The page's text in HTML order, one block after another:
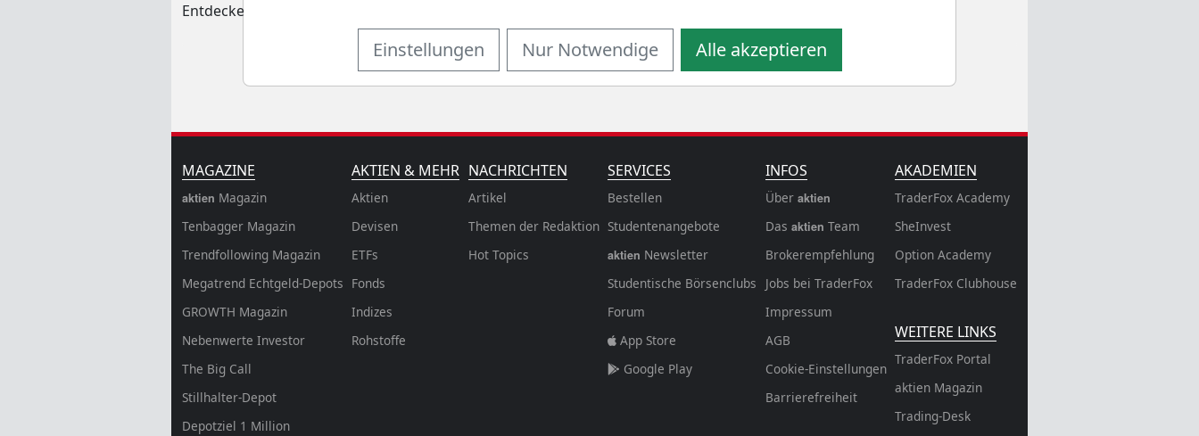
Entdecken Sie auf einen Blick die Performance der Wacker Chemie Aktie über verschiedene Zeiträume hinweg.
MAGAZINE
aktien Magazin
Tenbagger Magazin
Trendfollowing Magazin
Megatrend Echtgeld-Depots
GROWTH Magazin
Nebenwerte Investor
The Big Call
Stillhalter-Depot
Depotziel 1 Million
AKTIEN & MEHR
Aktien
Devisen
ETFs
Fonds
Indizes
Rohstoffe
NACHRICHTEN
Artikel
Themen der Redaktion
Hot Topics
SERVICES
Bestellen
Studentenangebote
aktien Newsletter
Studentische Börsenclubs
Forum
App Store
Google Play
INFOS
Über aktien
Das aktien Team
Brokerempfehlung
Jobs bei TraderFox
Impressum
AGB
Cookie-Einstellungen
Barrierefreiheit
AKADEMIEN
TraderFox Academy
SheInvest
Option Academy
TraderFox Clubhouse
WEITERE LINKS
TraderFox Portal
aktien Magazin
Trading-Desk
Einstellungen Nur Notwendige Alle akzeptieren